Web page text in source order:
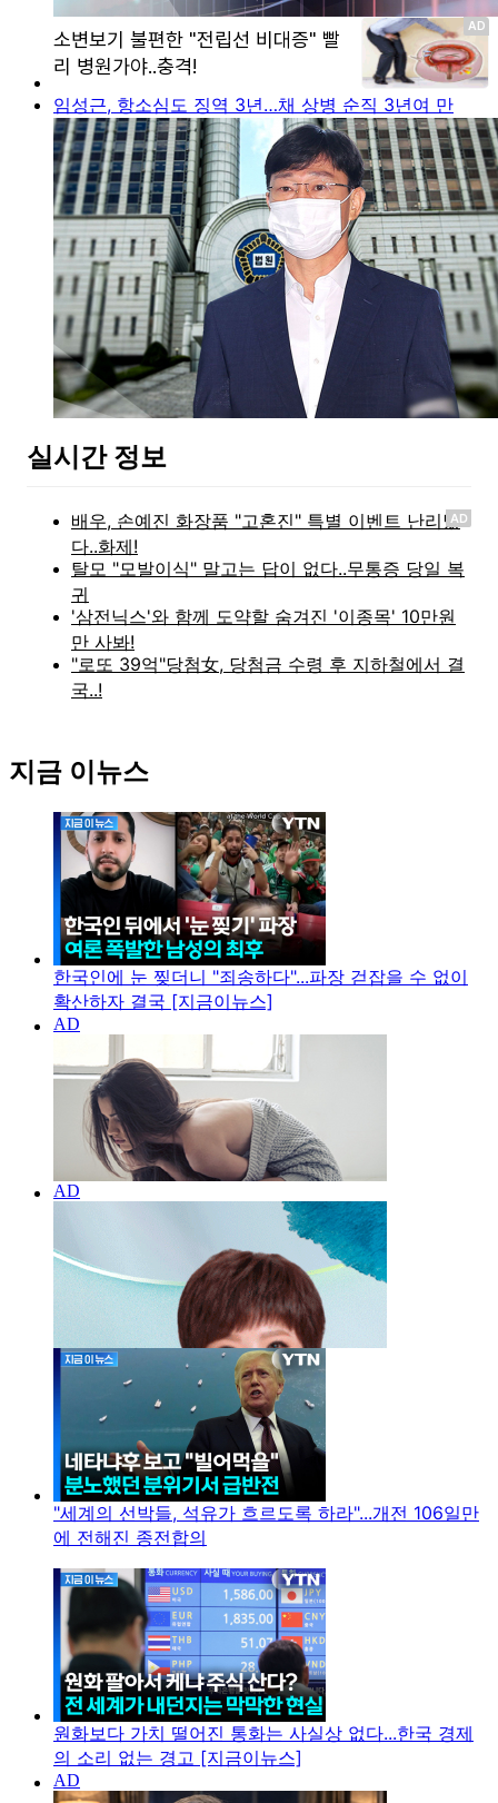
임성근, 항소심도 징역 3년…채 상병 순직 3년여 만
실시간 정보
AD
지금 이뉴스
한국인에 눈 찢더니 "죄송하다"...파장 걷잡을 수 없이
확산하자 결국 [지금이뉴스]
"세계의 선박들, 석유가 흐르도록 하라"...개전 106일만
에 전해진 종전합의
원화보다 가치 떨어진 통화는 사실상 없다...한국 경제
의 소리 없는 경고 [지금이뉴스]